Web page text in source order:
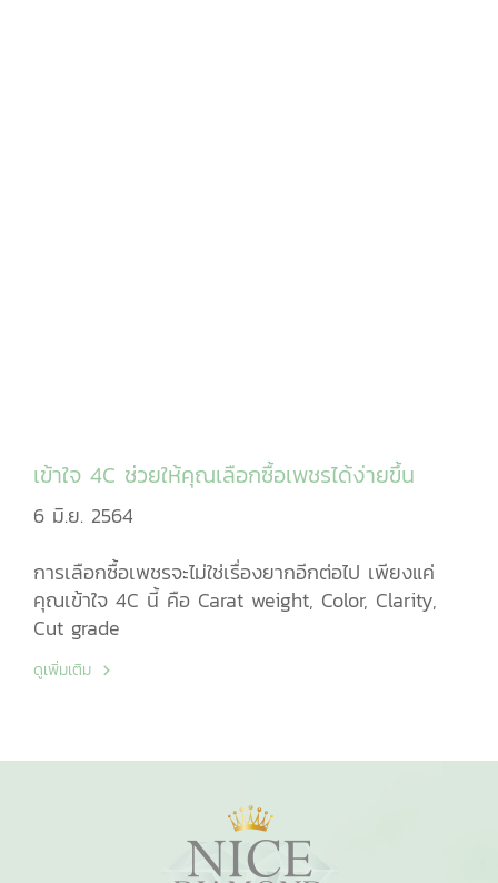
เข้าใจ 4C ช่วยให้คุณเลือกซื้อเพชรได้ง่ายขึ้น
6 มิ.ย. 2564
การเลือกซื้อเพชรจะไม่ใช่เรื่องยากอีกต่อไป เพียงแค่
คุณเข้าใจ 4C นี้ คือ Carat weight, Color, Clarity,
Cut grade
ดูเพิ่มเติม